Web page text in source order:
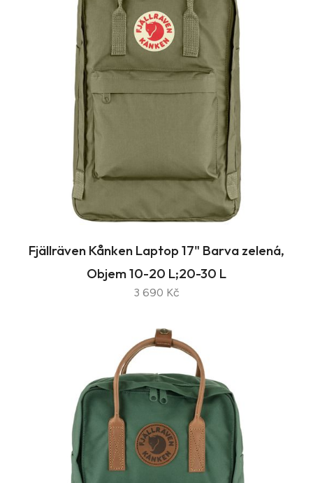
Fjällräven Kånken Laptop 17" Barva zelená,
Objem 10-20 L;20-30 L
3 690 Kč